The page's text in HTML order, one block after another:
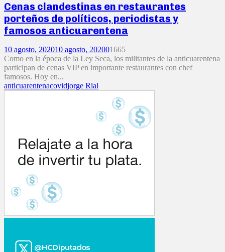
Cenas clandestinas en restaurantes
porteños de políticos, periodistas y
famosos anticuarentena
10 agosto, 202010 agosto, 202001665
Como en la época de la Ley Seca, los militantes de la anticuarentena
participan de cenas VIP en importante restaurantes con chef
famosos. Hoy en...
anticuarentenacovidjorge Rial